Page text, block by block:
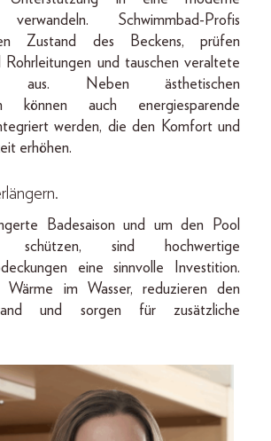
verwandeln. Schwimmbad-Profis
Zustand des Beckens, prüfen
Rohrleitungen und tauschen veraltete
aus. Neben ästhetischen
können auch energiesparende
werden, die den Komfort und
erhöhen.
.
Badesaison und um den Pool
sind hochwertige
eine sinnvolle Investition.
im Wasser, reduzieren den
und sorgen für zusätzliche